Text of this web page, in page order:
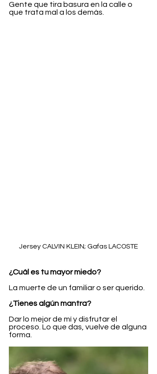
Gente que tira basura en la calle o
que trata mal a los demás.
Jersey CALVIN KLEIN; Gafas LACOSTE
¿Cuál es tu mayor miedo?
La muerte de un familiar o ser querido.
¿Tienes algún mantra?
Dar lo mejor de mí y disfrutar el
proceso. Lo que das, vuelve de alguna
forma.